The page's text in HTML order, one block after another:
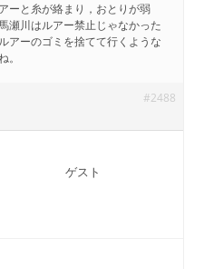
ーと糸が絡まり，おとりが弱
瀬川はルアー禁止じゃなかった
ーのゴミを捨てて行くような
#2488
ゲスト